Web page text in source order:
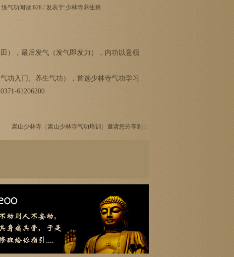
练气功阅读:628 / 发表于:少林寺养生班
），最后发气（发气即发力），内功以意领
功入门、养生气功），首选少林寺气功学习
61206200
嵩山少林寺（嵩山少林寺气功培训）邀请您分享到：